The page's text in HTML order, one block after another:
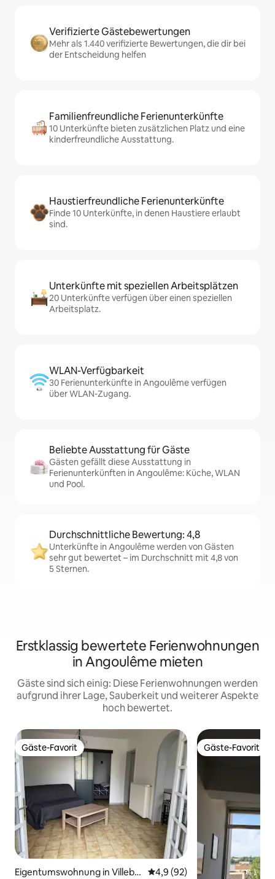
Verifizierte Gästebewertungen
Mehr als 1.440 verifizierte Bewertungen, die dir bei
der Entscheidung helfen
Familienfreundliche Ferienunterkünfte
10 Unterkünfte bieten zusätzlichen Platz und eine
kinderfreundliche Ausstattung.
Haustierfreundliche Ferienunterkünfte
Finde 10 Unterkünfte, in denen Haustiere erlaubt
sind.
Unterkünfte mit speziellen Arbeitsplätzen
20 Unterkünfte verfügen über einen speziellen
Arbeitsplatz.
WLAN-Verfügbarkeit
30 Ferienunterkünfte in Angoulême verfügen
über WLAN-Zugang.
Beliebte Ausstattung für Gäste
Gästen gefällt diese Ausstattung in
Ferienunterkünften in Angoulême: Küche, WLAN
und Pool.
Durchschnittliche Bewertung: 4,8
Unterkünfte in Angoulême werden von Gästen
sehr gut bewertet – im Durchschnitt mit 4,8 von
5 Sternen.
Erstklassig bewertete Ferienwohnungen
in Angoulême mieten
Gäste sind sich einig: Diese Ferienwohnungen werden
aufgrund ihrer Lage, Sauberkeit und weiterer Aspekte
hoch bewertet.
Gäste-Favorit
Gäste-Favorit
Eigentumswohnung in Villeboi
Durchschnittliche
4,9 (92)
Gäste-Favorit
Gäste-Favorit